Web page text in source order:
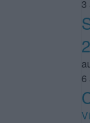
3
6